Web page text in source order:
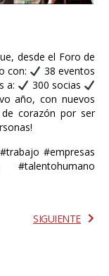
desde el Foro de
con:
38 eventos
a:
300 socias
año, con nuevos
de corazón por ser
#empresas
#talentohumano
SIGUIENTE